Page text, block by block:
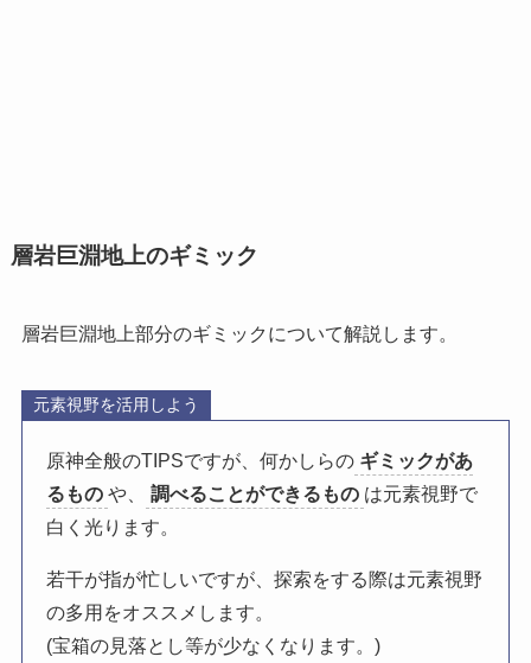
層岩巨淵地上のギミック
層岩巨淵地上部分のギミックについて解説します。
元素視野を活用しよう
原神全般のTIPSですが、何かしらの ギミックがあ
るもの や、 調べることができるもの は元素視野で
白く光ります。
若干が指が忙しいですが、探索をする際は元素視野
の多用をオススメします。
(宝箱の見落とし等が少なくなります。)